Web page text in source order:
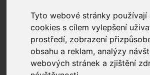
Tyto webové stránky používají
cookies s cílem vylepšení
prostředí, zobrazení
obsahu a reklam, analýzy
webových stránek a zjištění
Politika ESG
Akce pro zákazníky
Pravidla používání webových
IROMEZ s.r.o.
Výroba a dodávky tepla